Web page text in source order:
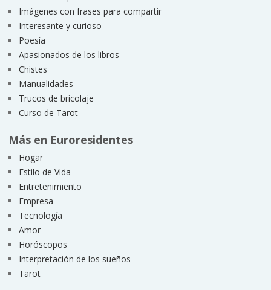
Imágenes con frases para compartir
Interesante y curioso
Poesía
Apasionados de los libros
Chistes
Manualidades
Trucos de bricolaje
Curso de Tarot
Más en Euroresidentes
Hogar
Estilo de Vida
Entretenimiento
Empresa
Tecnología
Amor
Horóscopos
Interpretación de los sueños
Tarot